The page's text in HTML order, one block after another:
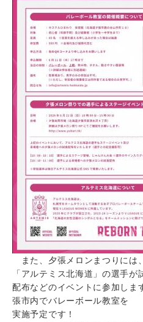
また、夕張メロンまつりには
「アルテミス北海道」の選手が
配布などのイベントに参加しま
張市内でバレーボール教室を
実施予定です！